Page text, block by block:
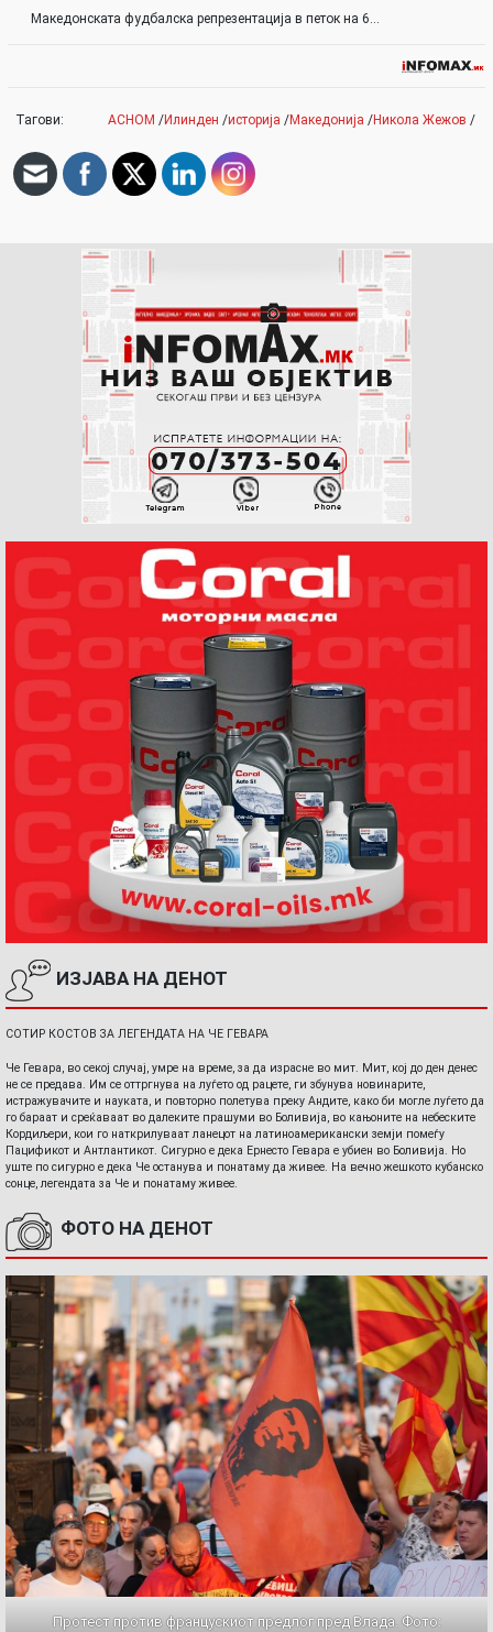
Македонската фудбалска репрезентација в петок на 6…
Тагови: АСНОМ /Илинден /историја /Македонија /Никола Жежов /
ИЗЈАВА НА ДЕНОТ
СОТИР КОСТОВ ЗА ЛЕГЕНДАТА НА ЧЕ ГЕВАРА
Че Гевара, во секој случај, умре на време, за да израсне во мит. Мит, кој до ден денес
не се предава. Им се оттргнува на луѓето од рацете, ги збунува новинарите,
истражувачите и науката, и повторно полетува преку Андите, како би могле луѓето да
го бараат и среќаваат во далеките прашуми во Боливија, во кањоните на небеските
Кордиљери, кои го наткрилуваат ланецот на латиноамерикански земји помеѓу
Пацификот и Антлантикот. Сигурно е дека Ернесто Гевара е убиен во Боливија. Но
уште по сигурно е дека Че останува и понатаму да живее. На вечно жешкото кубанско
сонце, легендата за Че и понатаму живее.
ФОТО НА ДЕНОТ
Протест против францускиот предлог пред Влада. Фото: